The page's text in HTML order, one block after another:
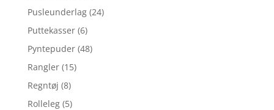
Pusleunderlag (24)
Puttekasser (6)
Pyntepuder (48)
Rangler (15)
Regntøj (8)
Rolleleg (5)